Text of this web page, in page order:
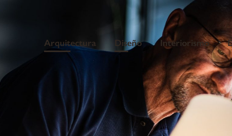
Arquitectura Diseño Interiorismo